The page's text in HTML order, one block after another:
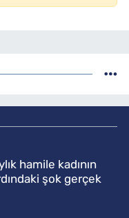
hamile kadının
şok gerçek